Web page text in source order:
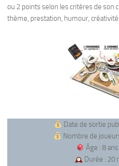
ou 2 points selon les critères de son
thème, prestation, humour,
Date de sortie
Nombre de
Âge : 8
Durée : 20